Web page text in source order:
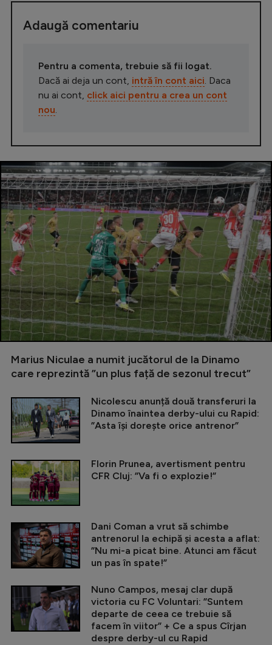
Adaugă comentariu
Pentru a comenta, trebuie să fii logat.
Dacă ai deja un cont, intră în cont aici . Daca
nu ai cont, click aici pentru a crea un cont
nou
Marius Niculae a numit jucătorul de la Dinamo
care reprezintă ”un plus față de sezonul trecut”
Nicolescu anunță două transferuri la
Dinamo înaintea derby-ului cu Rapid:
”Asta își dorește orice antrenor”
Florin Prunea, avertisment pentru
CFR Cluj: ”Va fi o explozie!”
Dani Coman a vrut să schimbe
antrenorul la echipă și acesta a aflat:
”Nu mi-a picat bine. Atunci am făcut
un pas în spate!”
Nuno Campos, mesaj clar după
victoria cu FC Voluntari: ”Suntem
departe de ceea ce trebuie să
facem în viitor” + Ce a spus Cîrjan
despre derby-ul cu Rapid